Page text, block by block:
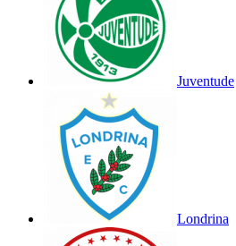
Juventude
Londrina